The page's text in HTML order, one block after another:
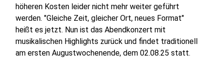
höheren Kosten leider nicht mehr weiter geführt
werden. "Gleiche Zeit, gleicher Ort, neues Format"
heißt es jetzt. Nun ist das Abendkonzert mit
musikalischen Highlights zurück und findet traditionell
am ersten Augustwochenende, dem 02.08.25 statt.